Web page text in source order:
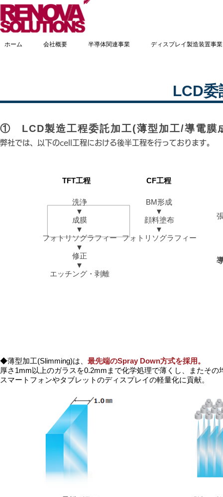
ホーム 会社概要 半導体関連事業 ディスプレイ製造装置事業
LCD委
① LCD製造工程委託加工(薄型加工/導電膜
​弊社では、以下のcell工程における後半工程を行っております。
​TFT工程 CF工程
洗浄
▼
成膜
▼
フォトリソグラフィー
▼
修正
▼
​エッチング・剥離
BM形成
▼
顔料塗布
▼
​フォトリソグラフィー
◆薄型加工(Slimming)は、 最先端のSpray Down方式を採用。
厚さ1mm以上のガラスを0.2mmまで化学処理で薄くし、またそ
スマートフォンやタブレットのディスプレイの軽量化に貢献​。